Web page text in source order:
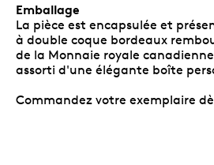
Emballage
La pièce est encapsulée et
à double coque bordeaux
de la Monnaie royale
assorti d'une élégante boîte
Commandez votre exemplaire